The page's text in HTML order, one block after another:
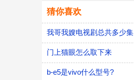
猜你喜欢
我哥我嫂电视剧总共多少集
门上猫眼怎么取下来
b-e5是vivo什么型号?